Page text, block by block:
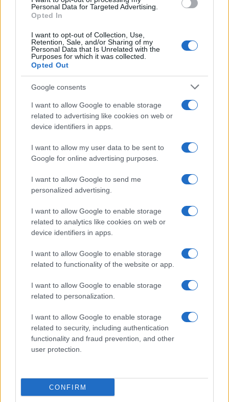
Personal Data for Targeted Advertising.
Opted In
I want to opt-out of Collection, Use,
Retention, Sale, and/or Sharing of my
Personal Data that Is Unrelated with the
Purposes for which it was collected.
Opted Out
Google consents
I want to allow Google to enable storage
related to advertising like cookies on web or
device identifiers in apps.
I want to allow my user data to be sent to
Google for online advertising purposes.
I want to allow Google to send me
personalized advertising.
I want to allow Google to enable storage
related to analytics like cookies on web or
device identifiers in apps.
I want to allow Google to enable storage
related to functionality of the website or app.
I want to allow Google to enable storage
related to personalization.
I want to allow Google to enable storage
related to security, including authentication
functionality and fraud prevention, and other
user protection.
CONFIRM
alle Camere per la parlamentarizzazione della
isolato, Luigi Di Maio potrebbe sfruttare a proprio
vantaggio la situazione: approfittandosi della
sempre più folta compagine parlamentare a sua
logiche governative, l’attuale titolare degli Esteri
potrebbe puntare a spostare l’asticella verso l’alto
ed ottenere qualche ministero in più per la sua
dei pentastellati.
Salvatore Di Bartolo, 19 luglio 2022
#LUIGI DI MAIO
27
Vignetta del 07/08/2026
Vai all'archivio delle vignette